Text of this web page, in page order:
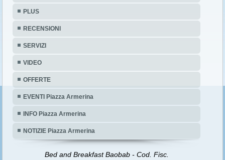
PLUS
RECENSIONI
SERVIZI
VIDEO
OFFERTE
EVENTI Piazza Armerina
INFO Piazza Armerina
NOTIZIE Piazza Armerina
Bed and Breakfast Baobab - Cod. Fisc.